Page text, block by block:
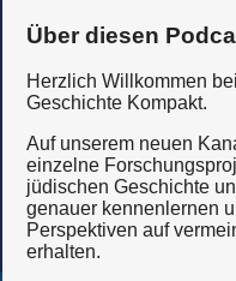
Über diesen
Herzlich Willkommen
Geschichte Kompakt.
Auf unserem neuen
einzelne
jüdischen Geschichte
genauer kennenlernen
Perspektiven auf
erhalten.